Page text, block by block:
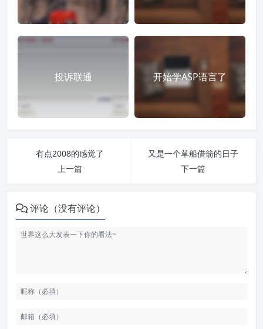
投诉联通 开始学ASP语言了
有点2008的感觉了
上一篇
又是一个草船借箭的日子
下一篇
评论（没有评论）